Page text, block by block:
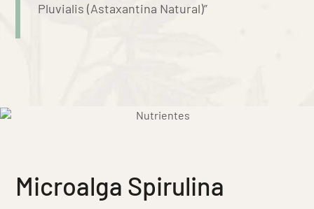
Pluvialis (Astaxantina Natural)”
Microalga Spirulina